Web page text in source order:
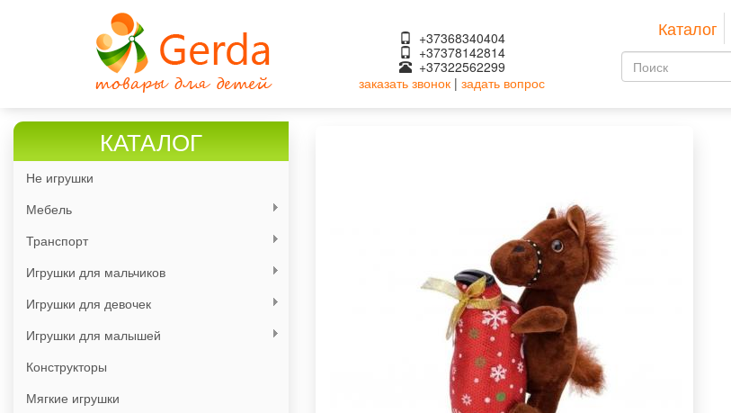
+37368340404
+37378142814
+37322562299
заказать звонок| задать вопрос
Каталог
Форма
КАТАЛОГ
Не игрушки
Мебель
Транспорт
Игрушки для мальчиков
Игрушки для девочек
Игрушки для малышей
Конструкторы
Мягкие игрушки